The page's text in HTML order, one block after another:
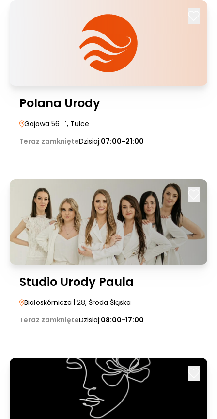
Polana Urody
Gajowa 56 | 1, Tulce
Teraz zamknięteDzisiaj:07:00-21:00
Studio Urody Paula
Białoskórnicza | 28, Środa Śląska
Teraz zamknięteDzisiaj:08:00-17:00